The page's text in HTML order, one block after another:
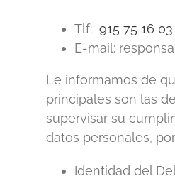
Tlf: 915 75 16 03
E-mail:
Le informamos de
principales son las
supervisar su
datos personales,
Identidad del